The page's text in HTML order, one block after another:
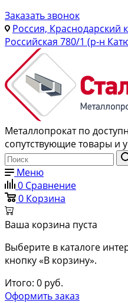
Заказать звонок
Россия, Краснодарский
Российская 780/1 (р-н
Металлопрокат по
сопутствующие товары и
Меню
0 Сравнение
0 Корзина
Ваша корзина пуста
Выберите в каталоге
кнопку «В корзину».
Итого: 0 руб.
Оформить заказ